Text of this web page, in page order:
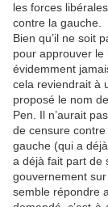
les forces
contre la gauche.
Bien qu’il ne soit
pour approuver
évidemment
cela reviendrait à
proposé le nom
Pen. Il n’aurait
de censure
gauche (qui a
a déjà fait part de
gouvernement
semble répondre